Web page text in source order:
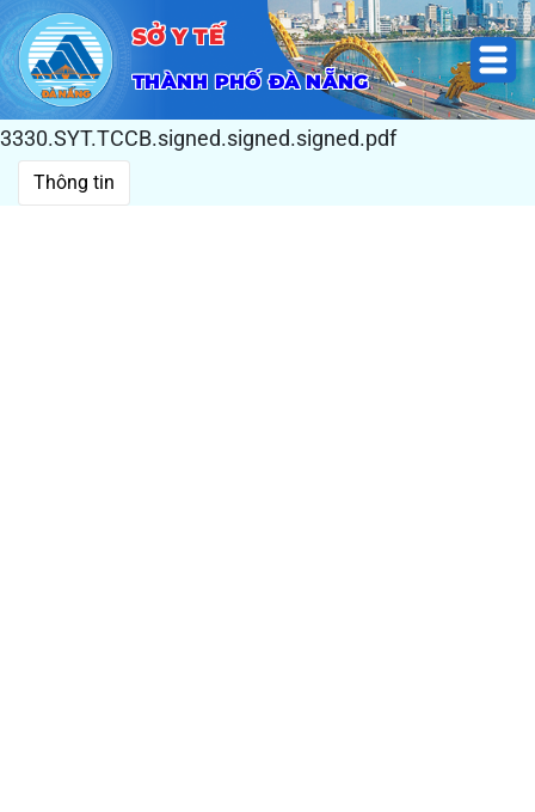
SỞ Y TẾ
THÀNH PHỐ ĐÀ NẴNG
3330.SYT.TCCB.signed.signed.signed.pdf
Thông tin